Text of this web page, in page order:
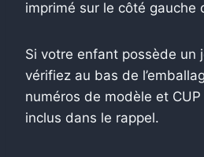
imprimé sur le côté gauche
Si votre enfant possède un
vérifiez au bas de
numéros de modèle et CUP
inclus dans le rappel.